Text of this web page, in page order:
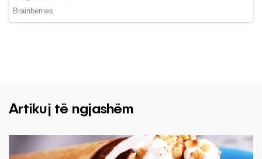
Artikuj të ngjashëm